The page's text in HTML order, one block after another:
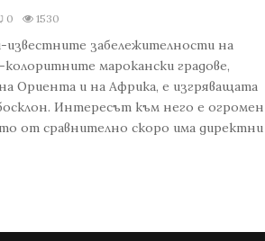
0 1530
известните забележителности на
марокански градове,
Ориента и на Африка, е изгряващата
Интересът към него е огромен
от сравнително скоро има директни